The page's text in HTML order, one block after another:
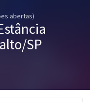
abertas)
SP